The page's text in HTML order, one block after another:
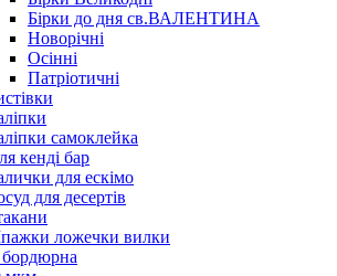
Бірки до дня св.ВАЛЕНТИНА
Новорічні
Осінні
Патріотичні
самоклейка
кенді бар
для ескімо
для десертів
ложечки вилки
бордюрна